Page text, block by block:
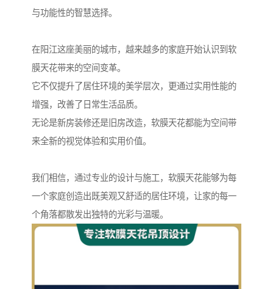
与功能性的智慧选择。
在阳江这座美丽的城市，越来越多的家庭开始认识到软
膜天花带来的空间变革。
它不仅提升了居住环境的美学层次，更通过实用性能的
增强，改善了日常生活品质。
无论是新房装修还是旧房改造，软膜天花都能为空间带
来全新的视觉体验和实用价值。
我们相信，通过专业的设计与施工，软膜天花能够为每
一个家庭创造出既美观又舒适的居住环境，让家的每一
个角落都散发出独特的光彩与温暖。